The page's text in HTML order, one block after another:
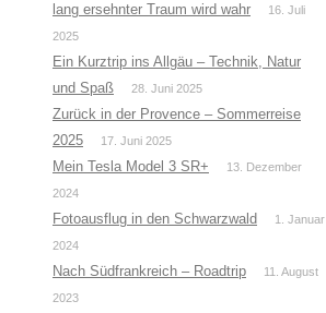
lang ersehnter Traum wird wahr
16. Juli
2025
Ein Kurztrip ins Allgäu – Technik, Natur
und Spaß
28. Juni 2025
Zurück in der Provence – Sommerreise
2025
17. Juni 2025
Mein Tesla Model 3 SR+
13. Dezember
2024
Fotoausflug in den Schwarzwald
1. Januar
2024
Nach Südfrankreich – Roadtrip
11. August
2023